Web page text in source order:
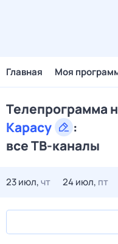
Главная Моя
Телепрограмма
Карасу
:
все ТВ-каналы
23 июл,чт 24 июл, пт